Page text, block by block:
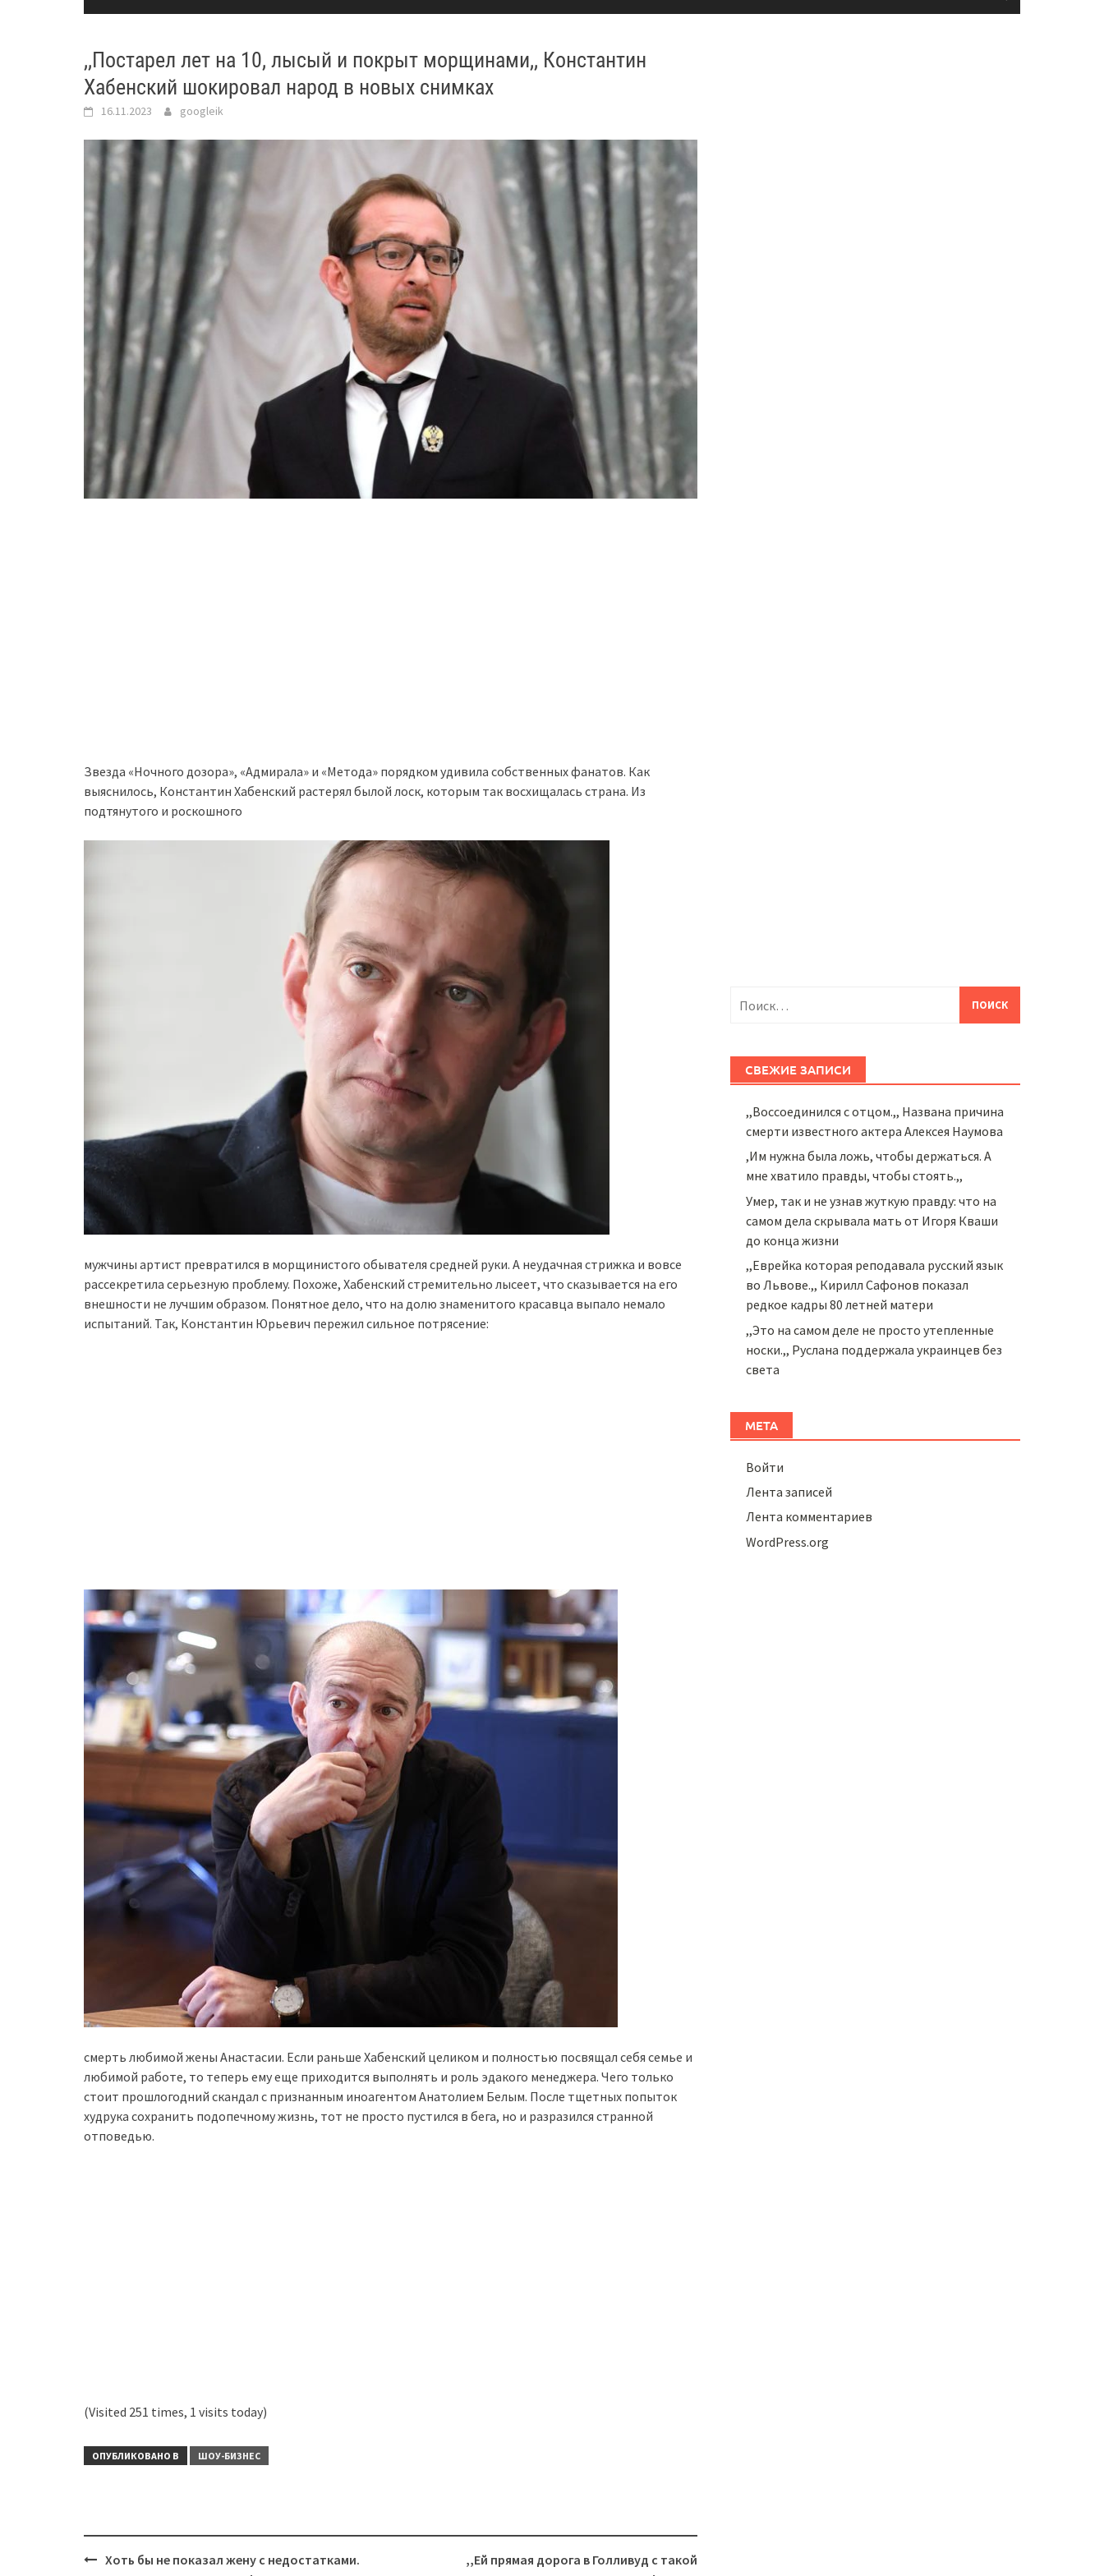
,,Постарел лет на 10, лысый и покрыт морщинами,, Константин
Хабенский шокировал народ в новых снимках
16.11.2023 googleik
Звезда «Ночного дозора», «Адмирала» и «Метода» порядком удивила собственных фанатов. Как
выяснилось, Константин Хабенский растерял былой лоск, которым так восхищалась страна. Из
подтянутого и роскошного
мужчины артист превратился в морщинистого обывателя средней руки. А неудачная стрижка и вовсе
рассекретила серьезную проблему. Похоже, Хабенский стремительно лысеет, что сказывается на его
внешности не лучшим образом. Понятное дело, что на долю знаменитого красавца выпало немало
испытаний. Так, Константин Юрьевич пережил сильное потрясение:
смерть любимой жены Анастасии. Если раньше Хабенский целиком и полностью посвящал себя семье и
любимой работе, то теперь ему еще приходится выполнять и роль эдакого менеджера. Чего только
стоит прошлогодний скандал с признанным иноагентом Анатолием Белым. После тщетных попыток
худрука сохранить подопечному жизнь, тот не просто пустился в бега, но и разразился странной
отповедью.
(Visited 251 times, 1 visits today)
ОПУБЛИКОВАНО В ШОУ-БИЗНЕС
Навигация
Хоть бы не показал жену с недостатками.
,,Ей прямая дорога в Голливуд с такой
СВЕЖИЕ ЗАПИСИ
,,Воссоединился с отцом.,, Названа причина
смерти известного актера Алексея Наумова
,Им нужна была ложь, чтобы держаться. А
мне хватило правды, чтобы стоять.,,
Умер, так и не узнав жуткую правду: что на
самом дела скрывала мать от Игоря Кваши
до конца жизни
,,Еврейка которая реподавала русский язык
во Львове.,, Кирилл Сафонов показал
редкое кадры 80 летней матери
,,Это на самом деле не просто утепленные
носки.,, Руслана поддержала украинцев без
света
МЕТА
Войти
Лента записей
Лента комментариев
WordPress.org